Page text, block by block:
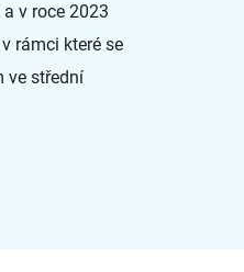
v roce 2023
rámci které se
ve střední